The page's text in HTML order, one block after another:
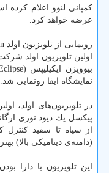
كمپانی لنوو اعلام كرده
عرضه خواهد كرد.
رونمایی از تلویزیون اولد Bang & Olufsen
نمایشگاه ایفا رونمایی شد.
در تلویزیون‌های اولد،
پیكسل یك دیود نوری
(دامنه‌ی دینامیكی بالا)
این تلویزیون با دارا